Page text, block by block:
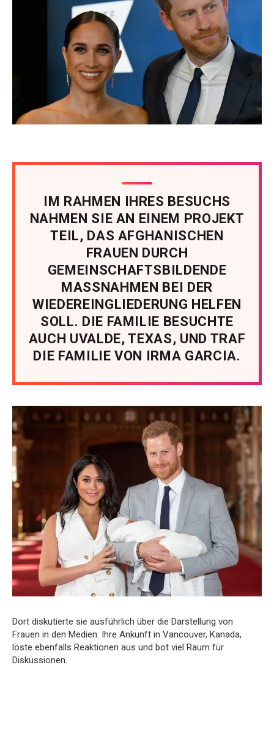
IM RAHMEN IHRES BESUCHS
NAHMEN SIE AN EINEM PROJEKT
TEIL, DAS AFGHANISCHEN
FRAUEN DURCH
GEMEINSCHAFTSBILDENDE
MASSNAHMEN BEI DER
WIEDEREINGLIEDERUNG HELFEN
SOLL. DIE FAMILIE BESUCHTE
AUCH UVALDE, TEXAS, UND TRAF
DIE FAMILIE VON IRMA GARCIA.
Dort diskutierte sie ausführlich über die Darstellung von
Frauen in den Medien. Ihre Ankunft in Vancouver, Kanada,
löste ebenfalls Reaktionen aus und bot viel Raum für
Diskussionen.